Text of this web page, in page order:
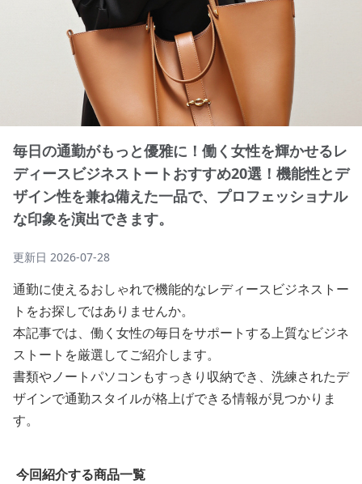
毎日の通勤がもっと優雅に！働く女性を輝かせるレ
ディースビジネストートおすすめ20選！機能性とデ
ザイン性を兼ね備えた一品で、プロフェッショナル
な印象を演出できます。
更新日 2026-07-28
通勤に使えるおしゃれで機能的なレディースビジネストー
トをお探しではありませんか。
本記事では、働く女性の毎日をサポートする上質なビジネ
ストートを厳選してご紹介します。
書類やノートパソコンもすっきり収納でき、洗練されたデ
ザインで通勤スタイルが格上げできる情報が見つかりま
す。
今回紹介する商品一覧